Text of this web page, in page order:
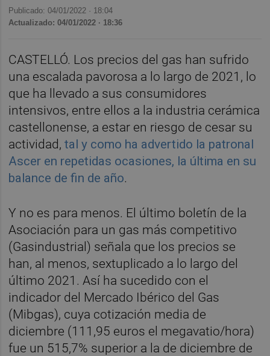
Publicado: 04/01/2022 · 18:04
Actualizado: 04/01/2022 · 18:36
CASTELLÓ. Los precios del gas han sufrido
una escalada pavorosa a lo largo de 2021, lo
que ha llevado a sus consumidores
intensivos, entre ellos a la industria cerámica
castellonense, a estar en riesgo de cesar su
actividad,tal y como ha advertido la patronal
Ascer en repetidas ocasiones, la última en su
balance de fin de año.
Y no es para menos. El último boletín de la
Asociación para un gas más competitivo
(Gasindustrial) señala que los precios se
han, al menos, sextuplicado a lo largo del
último 2021. Así ha sucedido con el
indicador del Mercado Ibérico del Gas
(Mibgas), cuya cotización media de
diciembre (111,95 euros el megavatio/hora)
fue un 515,7% superior a la de diciembre de